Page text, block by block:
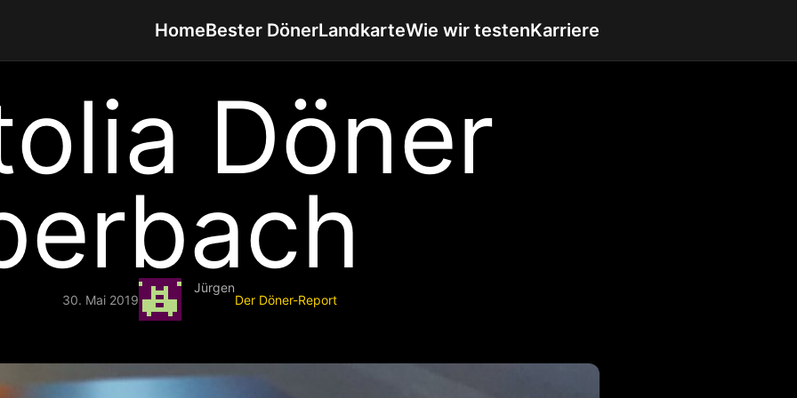
HomeBester DönerLandkarteWie wir testenKarriere
Döner
30. Mai 2019
Jürgen
Der Döner-Report